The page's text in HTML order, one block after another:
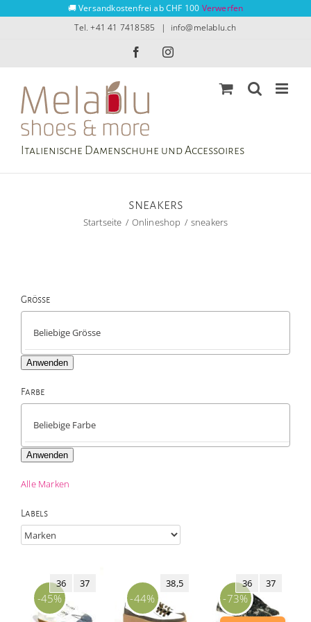
🚚 Versandkostenfrei ab CHF 100 Verwerfen
Tel. +41 41 7418585 | info@melablu.ch
FacebookInstagram
Italienische Damenschuhe und Accessoires
sneakers
Startseite Onlineshop sneakers
-45%
36 37
-44%
38,5
-73%
36 37
Grösse
Anwenden
Farbe
Anwenden
Alle Marken
Labels